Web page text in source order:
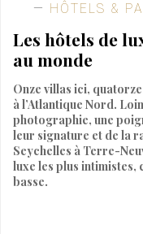
HÔTELS &
Les hôtels de
au monde
Onze villas ici,
à l’Atlantique Nord.
photographie, une
leur signature et de la
Seychelles à Terre-
luxe les plus intimistes,
basse.